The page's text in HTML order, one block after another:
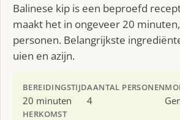
Balinese kip is een beproefd recept
maakt het in ongeveer 20
personen. Belangrijkste
uien en azijn.
BEREIDINGSTIJD
20 minuten
AANTAL PERSONEN
4
HERKOMST